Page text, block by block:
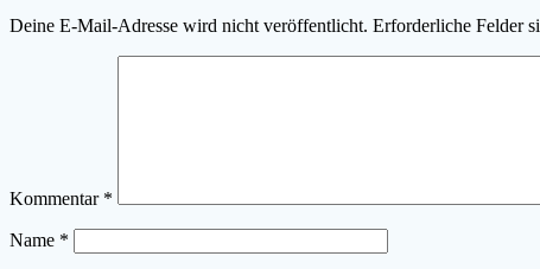
Deine E-Mail-Adresse wird nicht veröffentlicht. Erforderliche Felder
Kommentar *
Name *